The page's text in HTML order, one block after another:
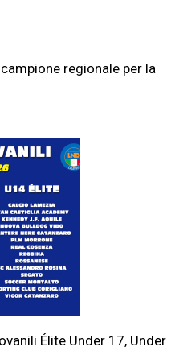
regionale per la
Élite Under 17, Under